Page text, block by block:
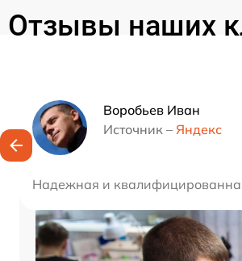
Отзывы наших
Воробьев Иван
Источник – Яндекс
Надежная и
Наши